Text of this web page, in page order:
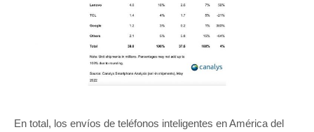
En total, los envíos de teléfonos inteligentes en América del